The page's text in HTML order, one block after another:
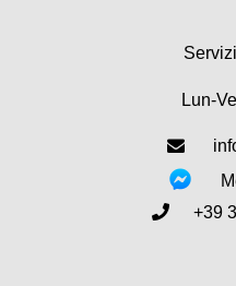
Lun-
+39